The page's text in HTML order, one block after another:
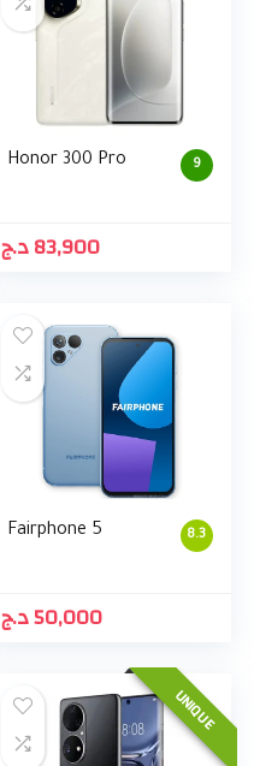
9
Honor 300 Pro
83,900د.ج
8.3
Fairphone 5
50,000د.ج
UNIQUE